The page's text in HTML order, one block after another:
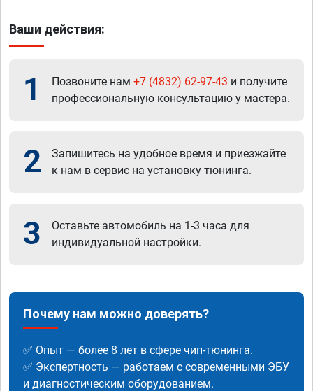
Ваши действия:
1 Позвоните нам +7 (4832) 62-97-43 и получите
профессиональную консультацию у мастера.
2
Запишитесь на удобное время и приезжайте
к нам в сервис на установку тюнинга.
3
Оставьте автомобиль на 1-3 часа для
индивидуальной настройки.
Почему нам можно доверять?
✅ Опыт — более 8 лет в сфере чип-тюнинга.
✅ Экспертность — работаем с современными ЭБУ
и диагностическим оборудованием.